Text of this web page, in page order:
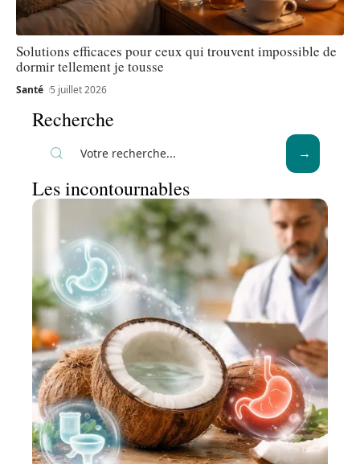
Solutions efficaces pour ceux qui trouvent impossible de
dormir tellement je tousse
Santé 5 juillet 2026
Recherche
Les incontournables